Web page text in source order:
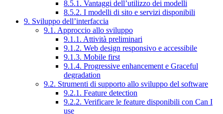
8.5.1. Vantaggi dell’utilizzo dei modelli
8.5.2. I modelli di sito e servizi disponibili
9. Sviluppo dell’interfaccia
9.1. Approccio allo sviluppo
9.1.1. Attività preliminari
9.1.2. Web design responsivo e accessibile
9.1.3. Mobile first
9.1.4. Progressive enhancement e Graceful
degradation
9.2. Strumenti di supporto allo sviluppo del software
9.2.1. Feature detection
9.2.2. Verificare le feature disponibili con Can I
use